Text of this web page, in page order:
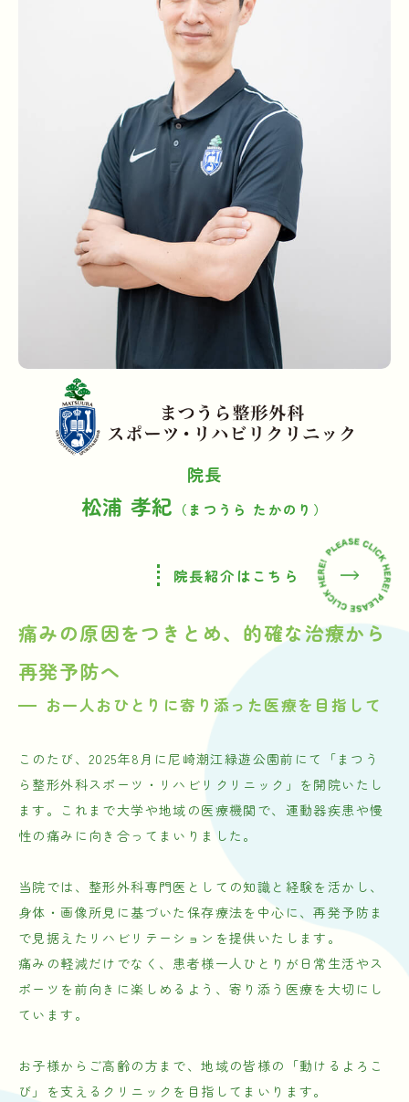
痛みの原因をつきとめ、的確な治療から
再発予防へ
お一人おひとりに寄り添った医療を目指して
このたび、2025年8月に尼崎潮江緑遊公園前にて「まつう
ら整形外科スポーツ・リハビリクリニック」を開院いたし
ます。これまで大学や地域の医療機関で、運動器疾患や慢
性の痛みに向き合ってまいりました。
当院では、整形外科専門医としての知識と経験を活かし、
身体・画像所見に基づいた保存療法を中心に、再発予防ま
で見据えたリハビリテーションを提供いたします。
痛みの軽減だけでなく、患者様一人ひとりが日常生活やス
ポーツを前向きに楽しめるよう、寄り添う医療を大切にし
ています。
お子様からご高齢の方まで、地域の皆様の「動けるよろこ
び」を支えるクリニックを目指してまいります。
院長
松浦 孝紀 （まつうら たかのり）
院長紹介はこちら